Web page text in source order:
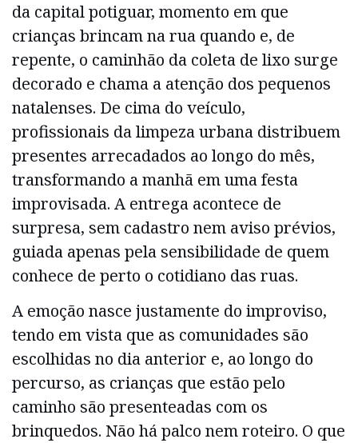
da capital potiguar, momento em que
crianças brincam na rua quando e, de
repente, o caminhão da coleta de lixo surge
decorado e chama a atenção dos pequenos
natalenses. De cima do veículo,
profissionais da limpeza urbana distribuem
presentes arrecadados ao longo do mês,
transformando a manhã em uma festa
improvisada. A entrega acontece de
surpresa, sem cadastro nem aviso prévios,
guiada apenas pela sensibilidade de quem
conhece de perto o cotidiano das ruas.
A emoção nasce justamente do improviso,
tendo em vista que as comunidades são
escolhidas no dia anterior e, ao longo do
percurso, as crianças que estão pelo
caminho são presenteadas com os
brinquedos. Não há palco nem roteiro. O que